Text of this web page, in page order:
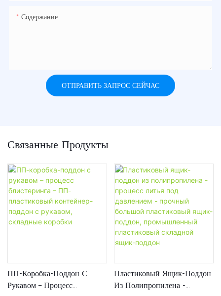
Содержание
ОТПРАВИТЬ ЗАПРОС СЕЙЧАС
Связанные Продукты
ПП-Коробка-Поддон С
Рукавом – Процесс
Пластиковый Ящик-Поддон
Из Полипропилена -